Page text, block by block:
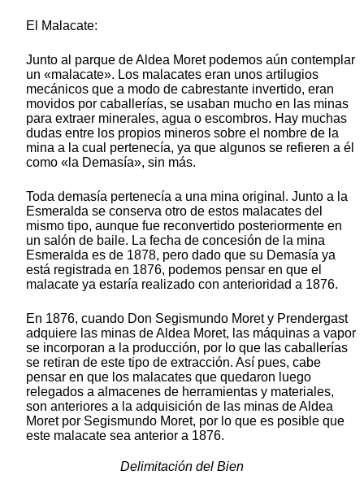
El Malacate:
Junto al parque de Aldea Moret podemos aún contemplar
un «malacate». Los malacates eran unos artilugios
mecánicos que a modo de cabrestante invertido, eran
movidos por caballerías, se usaban mucho en las minas
para extraer minerales, agua o escombros. Hay muchas
dudas entre los propios mineros sobre el nombre de la
mina a la cual pertenecía, ya que algunos se refieren a él
como «la Demasía», sin más.
Toda demasía pertenecía a una mina original. Junto a la
Esmeralda se conserva otro de estos malacates del
mismo tipo, aunque fue reconvertido posteriormente en
un salón de baile. La fecha de concesión de la mina
Esmeralda es de 1878, pero dado que su Demasía ya
está registrada en 1876, podemos pensar en que el
malacate ya estaría realizado con anterioridad a 1876.
En 1876, cuando Don Segismundo Moret y Prendergast
adquiere las minas de Aldea Moret, las máquinas a vapor
se incorporan a la producción, por lo que las caballerías
se retiran de este tipo de extracción. Así pues, cabe
pensar en que los malacates que quedaron luego
relegados a almacenes de herramientas y materiales,
son anteriores a la adquisición de las minas de Aldea
Moret por Segismundo Moret, por lo que es posible que
este malacate sea anterior a 1876.
Delimitación del Bien